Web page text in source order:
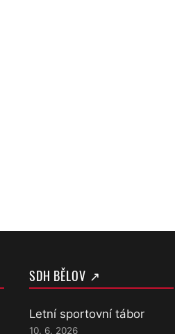
SDH BĚLOV ↗
Letní sportovní tábor
10. 6. 2026